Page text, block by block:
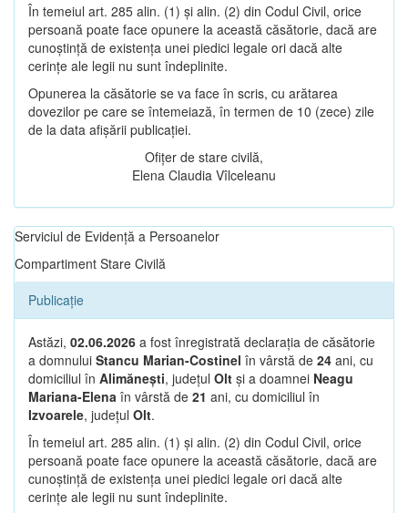
În temeiul art. 285 alin. (1) și alin. (2) din Codul Civil, orice
persoană poate face opunere la această căsătorie, dacă are
cunoștință de existența unei piedici legale ori dacă alte
cerințe ale legii nu sunt îndeplinite.
Opunerea la căsătorie se va face în scris, cu arătarea
dovezilor pe care se întemeiază, în termen de 10 (zece) zile
de la data afișării publicației.
Ofițer de stare civilă,
Elena Claudia Vîlceleanu
Serviciul de Evidență a Persoanelor
Compartiment Stare Civilă
Publicație
Astăzi, 02.06.2026 a fost înregistrată declarația de căsătorie
a domnului Stancu Marian-Costinel în vârstă de 24 ani, cu
domiciliul în Alimănești, județul Olt și a doamnei Neagu
Mariana-Elena în vârstă de 21 ani, cu domiciliul în
Izvoarele, județul Olt.
În temeiul art. 285 alin. (1) și alin. (2) din Codul Civil, orice
persoană poate face opunere la această căsătorie, dacă are
cunoștință de existența unei piedici legale ori dacă alte
cerințe ale legii nu sunt îndeplinite.